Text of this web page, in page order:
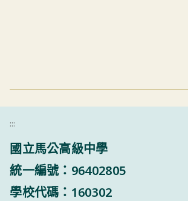
:::
國立馬公高級中學
統一編號：96402805
學校代碼：160302